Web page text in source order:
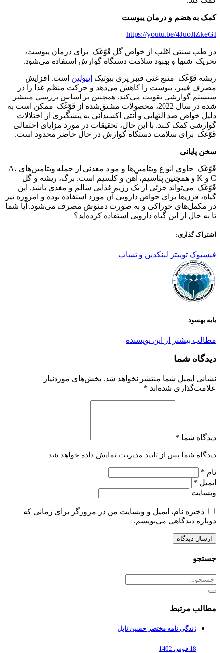
کمک به هضم و درمان یبوست
https://youtu.be/4JuoJlZkeGI
در طب سنتی اغلب از خواص گل قَوّغَک برای درمان یبوست،
تحریک اشتها و بهبود سلامت دستگاه گوارش استفاده می‌شود.
ریشه قَوّغَک منبع غنی فیبر پری بیوتیک اینولین است. افزایش
مصرف فیبر، یبوست را کاهش می‌دهد و حرکت منظم غذا را در
سیستم گوارشی تقویت می‌کند. همچنین بر اساس بررسی منتشر
شده در سال 2022، محصولات مشتق‌شده از قَوّغَک ممکن است به
دلیل خواص ضد التهابی و آنتی اکسیدانی به پیشگیری از اختلالات
گوارشی کمک کنند. با این حال، تحقیقات در مورد مزایای احتمالی
قَوّغَک برای سلامت دستگاه گوارش در حال حاضر محدود است.
سخن پایانی
قَوّغَک حاوی انواع ویتامین‌ها و مواد معدنی از جمله ویتامین‌های A،
C و K و همچنین پتاسیم، آهن و کلسیم است. برگ، ریشه و گل
قَوّغَک می‌تواند جزئی از یک رژیم غذایی سالم و مغذی باشد. این
گیاه، قرن‌ها برای خواص دارویی آن مورد استفاده بوده و امروزه نیز
در مکمل‌های خوراکی و به صورت دمنوش مصرف می‌شود. آیا شما
تا به حال از این گیاه دارویی استفاده کرده‌اید؟
اشتراک گذاری:
فیسبوک توییتر لینکدین واتساپ
بابه بهسود
مطالب بیشتر از این نویسنده
دیدگاه شما
نشانی ایمیل شما منتشر نخواهد شد. بخش‌های موردنیاز
علامت‌گذاری شده‌اند *
دیدگاه شما *
دیدگاه شما پس از تایید مدیریت نمایش داده خواهد شد.
نام *
ایمیل *
وبسایت
ذخیره نام، ایمیل و وبسایت من در مرورگر برای زمانی که
دوباره دیدگاهی می‌نویسم.
جستجو
مطالب مرتبط
زندگی نامه مختصر حسین نایل
18 قوس 1402